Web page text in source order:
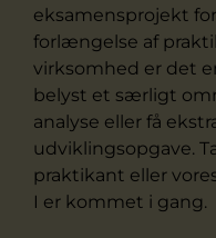
eksamensprojekt
forlængelse af
virksomhed er det
belyst et særligt
analyse eller få
udviklingsopgave.
praktikant eller
I er kommet i gang.